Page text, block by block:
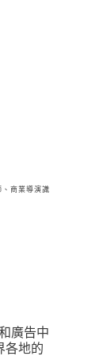
商業導演識
廣告中
各地的